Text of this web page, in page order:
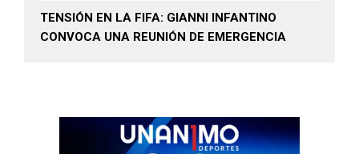
TENSIÓN EN LA FIFA: GIANNI INFANTINO
CONVOCA UNA REUNIÓN DE EMERGENCIA